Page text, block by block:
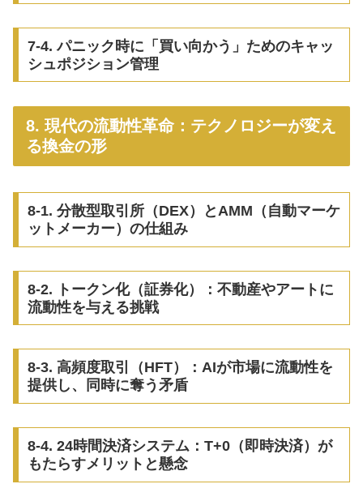
7-4. パニック時に「買い向かう」ためのキャッ
シュポジション管理
8. 現代の流動性革命：テクノロジーが変え
る換金の形
8-1. 分散型取引所（DEX）とAMM（自動マーケ
ットメーカー）の仕組み
8-2. トークン化（証券化）：不動産やアートに
流動性を与える挑戦
8-3. 高頻度取引（HFT）：AIが市場に流動性を
提供し、同時に奪う矛盾
8-4. 24時間決済システム：T+0（即時決済）が
もたらすメリットと懸念